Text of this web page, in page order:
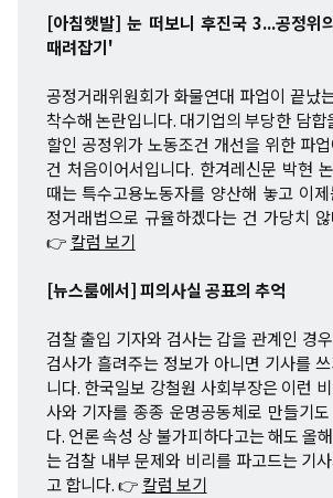
[아침햇발] 눈 떠보니 후진국 3...공정위
때려잡기'
공정거래위원회가 화물연대 파업이 끝났
착수해 논란입니다. 대기업의 부당한 담합
할인 공정위가 노동조건 개선을 위한 파
건 처음이어서입니다. 한겨레신문 박현
때는 특수고용노동자를 양산해 놓고 이
정거래법으로 규율하겠다는 건 가당치
👉 칼럼 보기
[뉴스룸에서] 피의사실 공표의 추억
검찰 출입 기자와 검사는 갑을 관계인 경
검사가 흘려주는 정보가 아니면 기사를
니다. 한국일보 강철원 사회부장은 이런
사와 기자를 종종 운명공동체로 만들기
다. 언론 속성 상 불가피하다고는 해도 올
는 검찰 내부 문제와 비리를 파고드는 기
고 합니다. 👉 칼럼 보기